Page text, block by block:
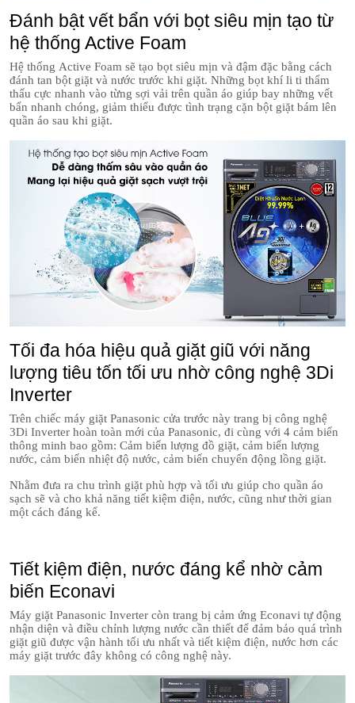
Đánh bật vết bẩn với bọt siêu mịn tạo từ
hệ thống Active Foam
Hệ thống Active Foam sẽ tạo bọt siêu mịn và đậm đặc bằng cách
đánh tan bột giặt và nước trước khi giặt. Những bọt khí li ti thẩm
thấu cực nhanh vào từng sợi vải trên quần áo giúp bay những vết
bẩn nhanh chóng, giảm thiểu được tình trạng cặn bột giặt bám lên
quần áo sau khi giặt.
Tối đa hóa hiệu quả giặt giũ với năng
lượng tiêu tốn tối ưu nhờ công nghệ 3Di
Inverter
Trên chiếc máy giặt Panasonic cửa trước này trang bị công nghệ
3Di Inverter hoàn toàn mới của Panasonic, đi cùng với 4 cảm biến
thông minh bao gồm: Cảm biến lượng đồ giặt, cảm biến lượng
nước, cảm biến nhiệt độ nước, cảm biến chuyển động lồng giặt.
Nhằm đưa ra chu trình giặt phù hợp và tối ưu giúp cho quần áo
sạch sẽ và cho khả năng tiết kiệm điện, nước, cũng như thời gian
một cách đáng kể.
Tiết kiệm điện, nước đáng kể nhờ cảm
biến Econavi
Máy giặt Panasonic Inverter còn trang bị cảm ứng Econavi tự động
nhận diện và điều chỉnh lượng nước cần thiết để đảm bảo quá trình
giặt giũ được vận hành tối ưu nhất và tiết kiệm điện, nước hơn các
máy giặt trước đây không có công nghệ này.